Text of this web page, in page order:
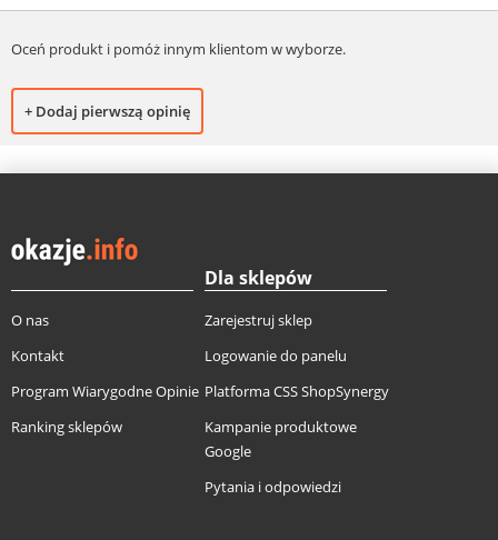
Oceń produkt i pomóż innym klientom w wyborze.
+ Dodaj pierwszą opinię
O nas
Kontakt
Program Wiarygodne Opinie
Ranking sklepów
Dla sklepów
Zarejestruj sklep
Logowanie do panelu
Platforma CSS ShopSynergy
Kampanie produktowe
Google
Pytania i odpowiedzi